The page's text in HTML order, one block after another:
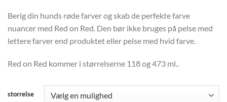
Berig din hunds røde farver og skab de perfekte farve
nuancer med Red on Red. Den bør ikke bruges på pelse med
lettere farver end produktet eller pelse med hvid farve.
Red on Red kommer i størrelserne 118 og 473 ml..
storrelse